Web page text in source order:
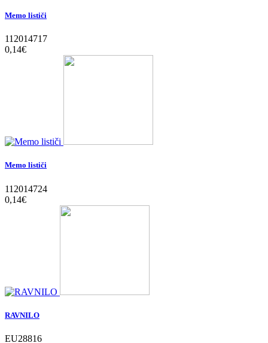
Memo lističi
112014717
0,14‎€
Memo lističi
112014724
0,14‎€
RAVNILO
EU28816